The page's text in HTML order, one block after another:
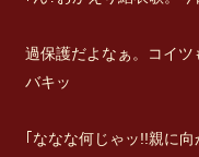
過保護だよなぁ。コイツ
バキッ
｢ななな何じゃッ!!親に